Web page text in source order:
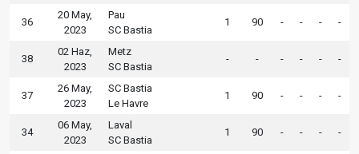
36
20 May,
2023
Pau
SC Bastia
1 90 - - - -
38
02 Haz,
2023
Metz
SC Bastia
- - - - - -
37
26 May,
2023
SC Bastia
Le Havre
1 90 - - - -
34
06 May,
2023
Laval
SC Bastia
1 90 - - - -